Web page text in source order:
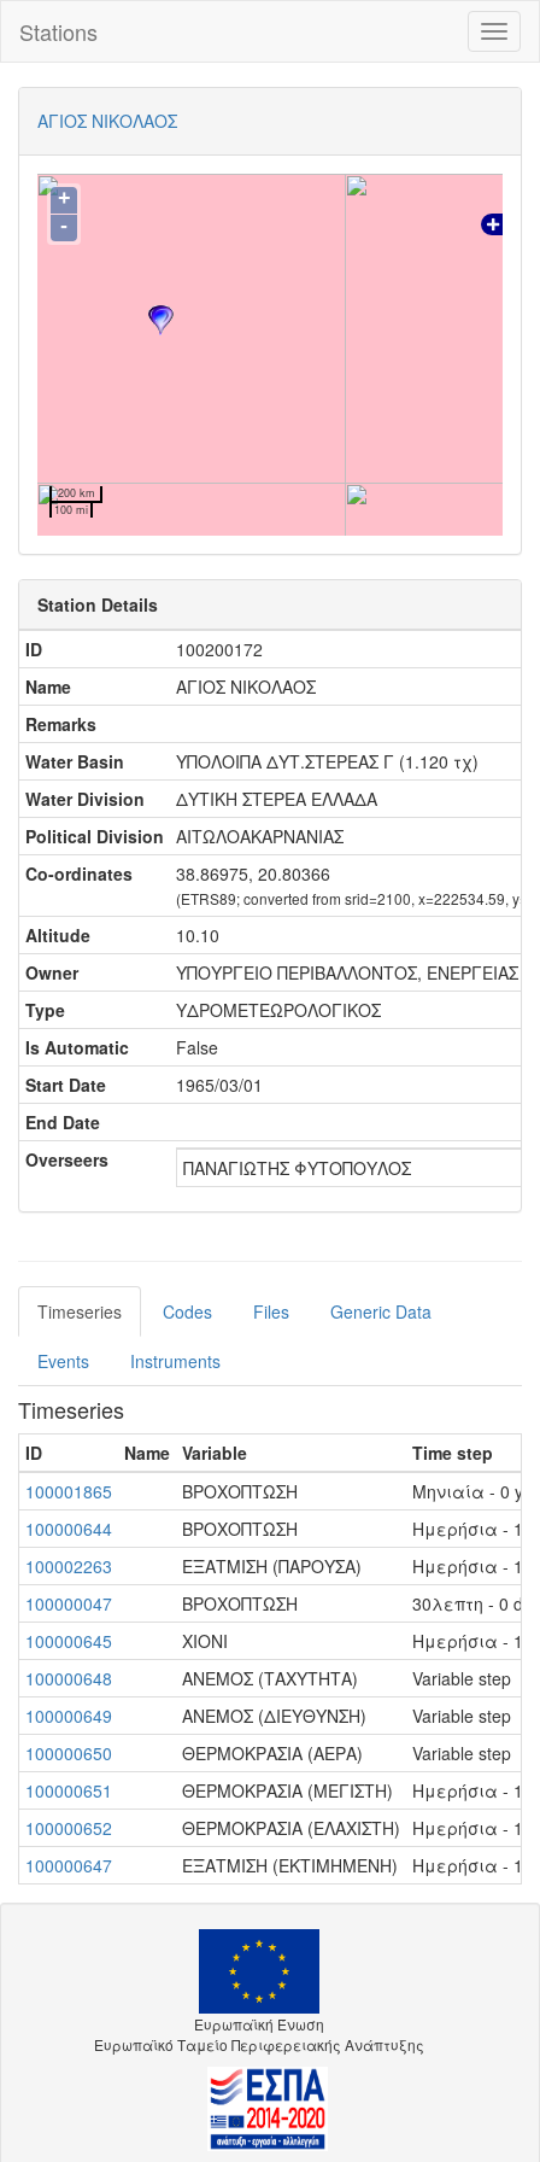
Stations
ΑΓΙΟΣ ΝΙΚΟΛΑΟΣ
+
-
200 km
100 mi
Station Details
ID
100200172
Name
ΑΓΙΟΣ ΝΙΚΟΛΑΟΣ
Remarks
Water Basin
ΥΠΟΛΟΙΠΑ ΔΥΤ.ΣΤΕΡΕΑΣ Γ (1.120 τχ)
Water Division
ΔΥΤΙΚΗ ΣΤΕΡΕΑ ΕΛΛΑΔΑ
Political Division ΑΙΤΩΛΟΑΚΑΡΝΑΝΙΑΣ
Co-ordinates
38.86975, 20.80366
(ETRS89; converted from srid=2100, x=222534.59,
Altitude
10.10
Owner
ΥΠΟΥΡΓΕΙΟ ΠΕΡΙΒΑΛΛΟΝΤΟΣ, ΕΝΕΡΓΕΙΑΣ
Type
ΥΔΡΟΜΕΤΕΩΡΟΛΟΓΙΚΟΣ
Is Automatic
False
Start Date
1965/03/01
End Date
Overseers
ΠΑΝΑΓΙΩΤΗΣ ΦΥΤΟΠΟΥΛΟΣ
Timeseries Codes Files Generic Data
Events Instruments
Timeseries
ID Name Variable
Time step
100001865
ΒΡΟΧΟΠΤΩΣΗ
Μηνιαία - 0
100000644
ΒΡΟΧΟΠΤΩΣΗ
Ημερήσια - 1
100002263
ΕΞΑΤΜΙΣΗ (ΠΑΡΟΥΣΑ)
Ημερήσια - 1
100000047
ΒΡΟΧΟΠΤΩΣΗ
30λεπτη - 0
100000645
ΧΙΟΝΙ
Ημερήσια - 1
100000648
ΑΝΕΜΟΣ (ΤΑΧΥΤΗΤΑ)
Variable step
100000649
ΑΝΕΜΟΣ (ΔΙΕΥΘΥΝΣΗ)
Variable step
100000650
ΘΕΡΜΟΚΡΑΣΙΑ (ΑΕΡΑ)
Variable step
100000651
ΘΕΡΜΟΚΡΑΣΙΑ (ΜΕΓΙΣΤΗ)
Ημερήσια - 1
100000652
ΘΕΡΜΟΚΡΑΣΙΑ (ΕΛΑΧΙΣΤΗ) Ημερήσια - 1
100000647
ΕΞΑΤΜΙΣΗ (ΕΚΤΙΜΗΜΕΝΗ) Ημερήσια - 1
Ευρωπαϊκή Ένωση
Ευρωπαϊκό Ταμείο Περιφερειακής Ανάπτυξης